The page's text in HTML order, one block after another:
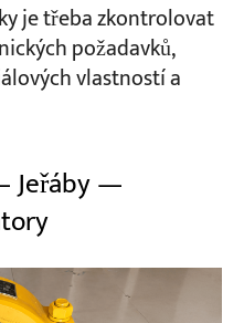
je třeba zkontrolovat
požadavků,
vlastností a
Jeřáby —